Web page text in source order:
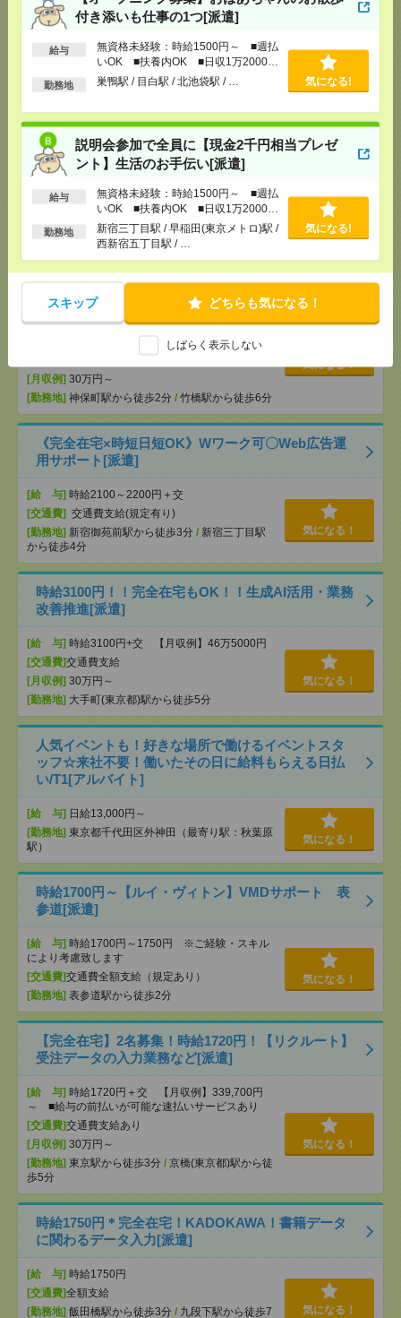
付き添いも仕事の1つ[派遣]
給与
無資格未経験：時給1500円～ ■週払
いOK ■扶養内OK ■日収1万2000円
以上
勤務地 巣鴨駅 / 目白駅 / 北池袋駅 / … 気になる!
説明会参加で全員に【現金2千円相当プレゼ
ント】生活のお手伝い[派遣]
給与
無資格未経験：時給1500円～ ■週払
いOK ■扶養内OK ■日収1万2000円
以上
勤務地
新宿三丁目駅 / 早稲田(東京メトロ)駅 /
西新宿五丁目駅 / …
気になる!
スキップ どちらも気になる！
しばらく表示しない
OK ■扶養内OK ■日収1万2000円以上
[交通費]交通費全額支給
[勤務地]新宿三丁目駅/早稲田(東京メトロ)駅 /西新
…
製品発送の手続き[派遣]
[給 与]
時給2400円 月収例 233,472円
[交通費]全額支給
[月収例]20～25万円
三鷹駅から徒歩9分
気になる！
＜時給2550円＞情報システム会社でマニュアル整備
など／社内ヘルプデスク[派遣]
時給2,550円【月収例】約460,000円（時
給2,550円×実働8.00h×21日+残業10h）+交通費
○通勤交通費の支給あり（当社規定によ
[月収例] 30万円～
[勤務地] 神保町駅から徒歩2分 / 竹橋駅から徒歩6分
気になる！
《完全在宅×時短日短OK》Wワーク可〇Web広告運
用サポート[派遣]
[給 与] 時給2100～2200円＋交
[交通費] 交通費支給(規定有り)
[勤務地] 新宿御苑前駅から徒歩3分 / 新宿三丁目駅
から徒歩4分
気になる！
時給3100円！！完全在宅もOK！！生成AI活用・業務
改善推進[派遣]
[給 与] 時給3100円+交 【月収例】46万5000円
[交通費]交通費支給
[月収例] 30万円～
[勤務地] 大手町(東京都)駅から徒歩5分
気になる！
人気イベントも！好きな場所で働けるイベントスタ
ッフ☆来社不要！働いたその日に給料もらえる日払
い/T1[アルバイト]
[給 与] 日給13,000円～
[勤務地] 東京都千代田区外神田（最寄り駅：秋葉原
駅）
気になる！
時給1700円～【ルイ・ヴィトン】VMDサポート 表
参道[派遣]
[給 与] 時給1700円～1750円 ※ご経験・スキル
により考慮致します
[交通費]交通費全額支給（規定あり）
[勤務地] 表参道駅から徒歩2分
気になる！
【完全在宅】2名募集！時給1720円！【リクルート】
受注データの入力業務など[派遣]
[給 与] 時給1720円＋交 【月収例】339,700円
～ ■給与の前払いが可能な速払いサービスあり
[交通費]交通費支給あり
[月収例] 30万円～
[勤務地] 東京駅から徒歩3分 / 京橋(東京都)駅から徒
歩5分
気になる！
時給1750円＊完全在宅！KADOKAWA！書籍データ
に関わるデータ入力[派遣]
[給 与] 時給1750円
[交通費]全額支給
[勤務地] 飯田橋駅から徒歩3分 / 九段下駅から徒歩7 気になる！